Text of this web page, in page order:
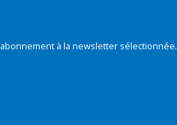
à la newsletter sélectionnée.